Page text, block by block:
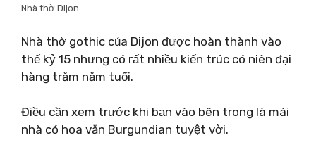
Nhà thờ Dijon
Nhà thờ gothic của Dijon được hoàn thành vào
thế kỷ 15 nhưng có rất nhiều kiến ​​trúc có niên đại
hàng trăm năm tuổi.
Điều cần xem trước khi bạn vào bên trong là mái
nhà có hoa văn Burgundian tuyệt vời.